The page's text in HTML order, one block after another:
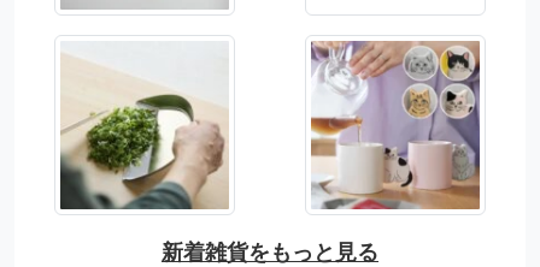
新着雑貨をもっと見る